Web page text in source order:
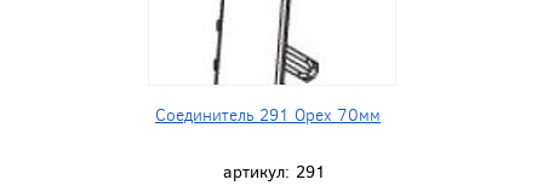
Соединитель 291 Орех 70мм
артикул: 291